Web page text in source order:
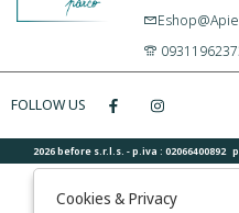
FOLLOW US
2026 before s.r.l.s. - p.iva : 02066400892
Cookies & Privacy